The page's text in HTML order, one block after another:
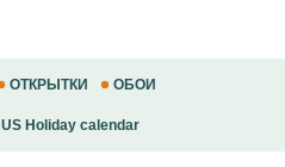
ОТКРЫТКИ ОБОИ
US Holiday calendar